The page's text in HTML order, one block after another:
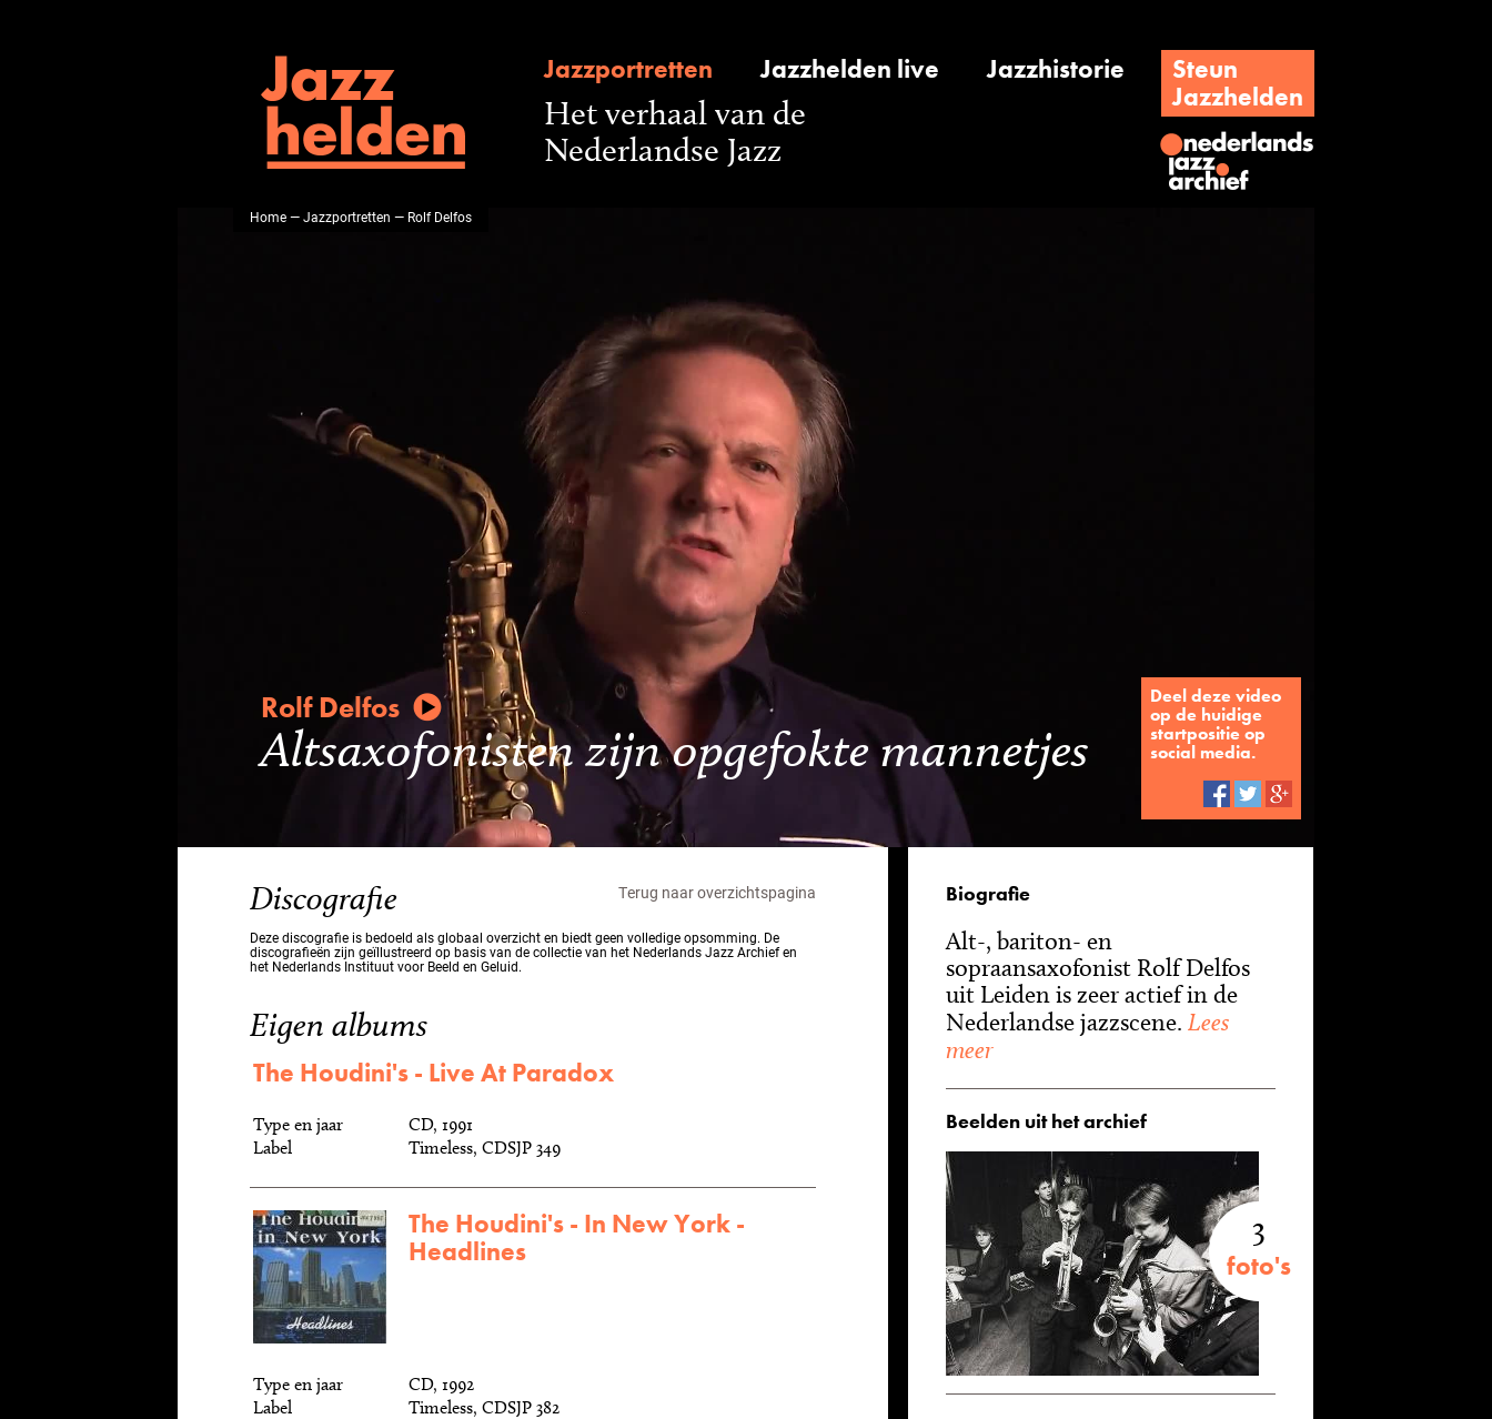
Jazzportretten Jazzhelden live Jazzhistorie
Steun
Jazzhelden
Het verhaal van de
Nederlandse Jazz
Home—Jazzportretten — Rolf Delfos
Rolf Delfos
Altsaxofonisten zijn opgefokte mannetjes
Deel deze video
op de huidige
startpositie op
social media.
Discografie Terug naar overzichtspagina
Deze discografie is bedoeld als globaal overzicht en biedt geen volledige opsomming. De
discografieën zijn geïllustreerd op basis van de collectie van het Nederlands Jazz Archief en
het Nederlands Instituut voor Beeld en Geluid.
Eigen albums
The Houdini's - Live At Paradox
Type en jaar
CD, 1991
Label
Timeless, CDSJP 349
The Houdini's - In New York -
Headlines
Type en jaar
CD, 1992
Label
Timeless, CDSJP 382
Biografie
Alt-, bariton- en
sopraansaxofonist Rolf Delfos
uit Leiden is zeer actief in de
Nederlandse jazzscene. Lees
meer
Beelden uit het archief
3
foto's